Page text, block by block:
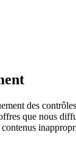
des
que nous